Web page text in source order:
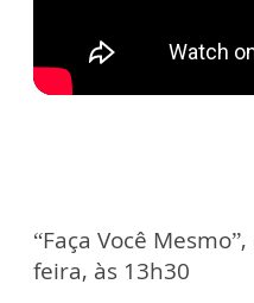
“Faça Você
feira, às 13h30